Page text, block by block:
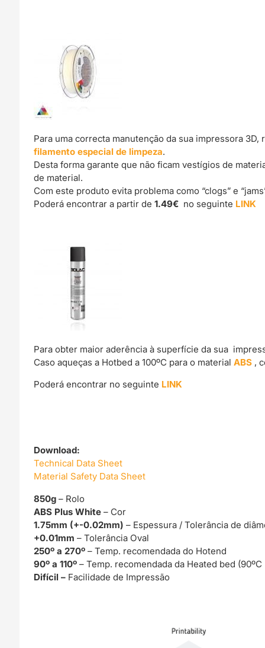
Para uma correcta manutenção da sua impressora
filamento especial de limpeza.
Desta forma garante que não ficam vestígios de
de material.
Com este produto evita problema como “clogs” e
Poderá encontrar a partir de1.49€ no seguinte LINK
Para obter maior aderência à superfície da sua
Caso aqueças a Hotbed a 100ºC para o materialABS ,
Poderá encontrar no seguinte LINK
Download:
Technical Data Sheet
Material Safety Data Sheet
850g – Rolo
ABS Plus White– Cor
1.75mm (+-0.02mm)– Espessura / Tolerância de
+0.01mm– Tolerância Oval
250º a 270º– Temp. recomendada do Hotend
90º a 110º– Temp. recomendada da Heated bed
Difícil – Facilidade de Impressão